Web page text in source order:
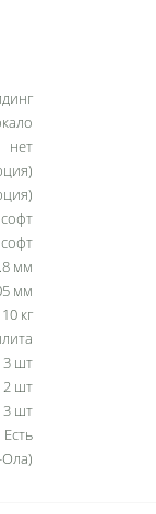
нет
мм
мм
кг
3 шт
2 шт
3 шт
Есть